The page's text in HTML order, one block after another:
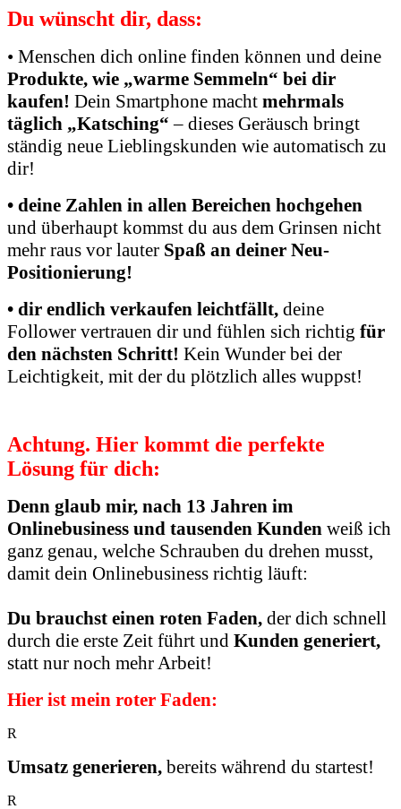
Du wünscht dir, dass:
• Menschen dich online finden können und deine
Produkte, wie „warme Semmeln“ bei dir
kaufen! Dein Smartphone macht mehrmals
täglich „Katsching“ – dieses Geräusch bringt
ständig neue Lieblingskunden wie automatisch zu
dir!
• deine Zahlen in allen Bereichen hochgehen
und überhaupt kommst du aus dem Grinsen nicht
mehr raus vor lauter Spaß an deiner Neu-
Positionierung!
• dir endlich verkaufen leichtfällt, deine
Follower vertrauen dir und fühlen sich richtig für
den nächsten Schritt! Kein Wunder bei der
Leichtigkeit, mit der du plötzlich alles wuppst!
Achtung. Hier kommt die perfekte
Lösung für dich:
Denn glaub mir, nach 13 Jahren im
Onlinebusiness und tausenden Kunden weiß ich
ganz genau, welche Schrauben du drehen musst,
damit dein Onlinebusiness richtig läuft:
Du brauchst einen roten Faden, der dich schnell
durch die erste Zeit führt und Kunden generiert,
statt nur noch mehr Arbeit!
Hier ist mein roter Faden:
R
Umsatz generieren, bereits während du startest!
R